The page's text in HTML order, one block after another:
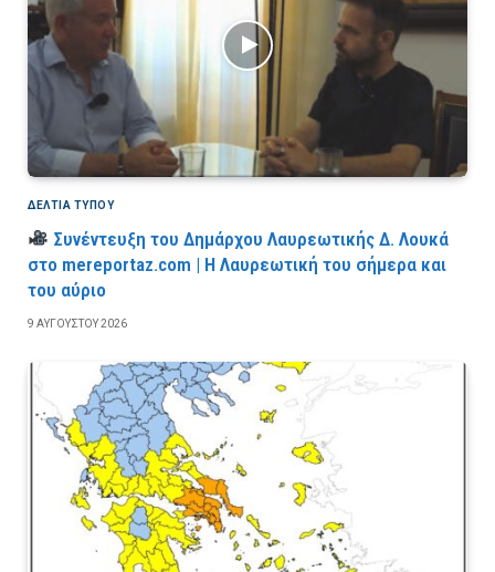
ΔΕΛΤΙΑ ΤΥΠΟΥ
Συνέντευξη του Δημάρχου Λαυρεωτικής Δ. Λουκά
στο mereportaz.com | Η Λαυρεωτική του σήμερα και
του αύριο
9 ΑΥΓΟΎΣΤΟΥ 2026